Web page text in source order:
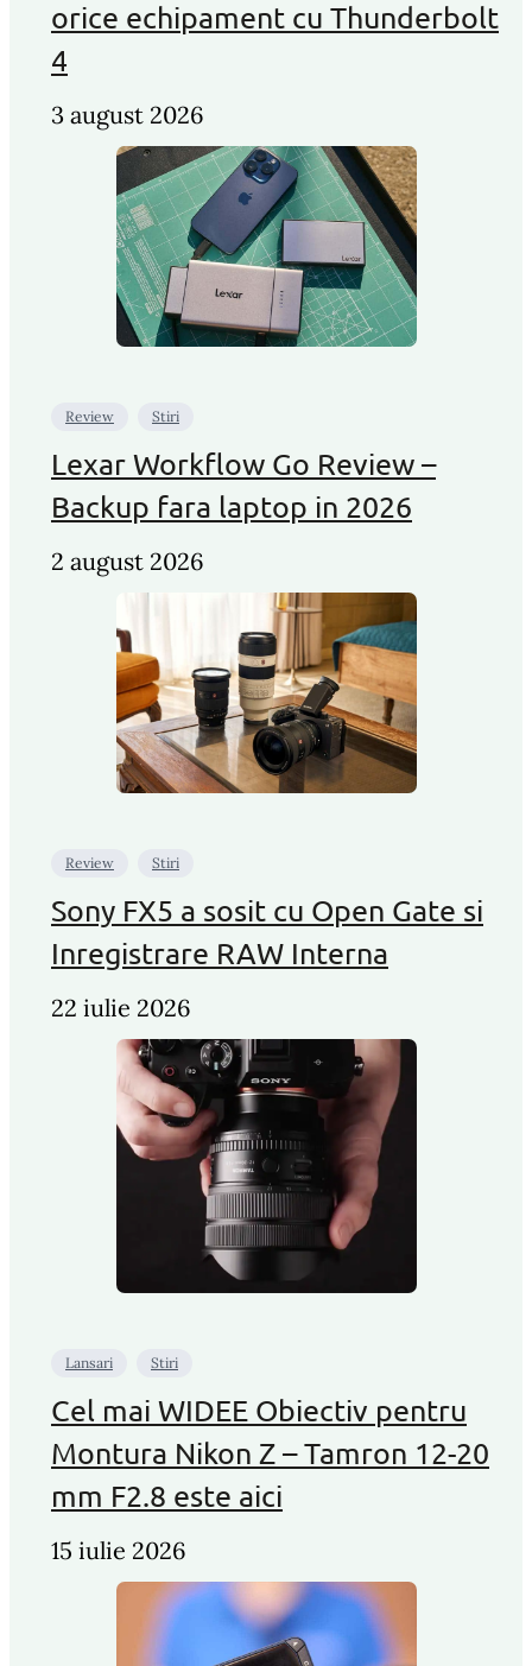
orice echipament cu Thunderbolt
4
3 august 2026
Review Stiri
Lexar Workflow Go Review –
Backup fara laptop in 2026
2 august 2026
Review Stiri
Sony FX5 a sosit cu Open Gate si
Inregistrare RAW Interna
22 iulie 2026
Lansari Stiri
Cel mai WIDEE Obiectiv pentru
Montura Nikon Z – Tamron 12-20
mm F2.8 este aici
15 iulie 2026